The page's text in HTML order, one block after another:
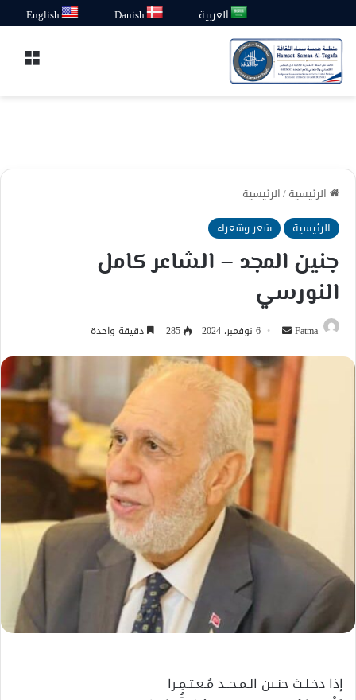
العربية Danish
English
الرئيسية/الرئيسية
الرئيسية
شعر وشعراء
جنين المجد – الشاعر كامل
النورسي
Fatma
أرسل
إلكترونيا
6 نوفمبر، 2024 285 دقيقة واحدة
إذا دخـلـتَ جنـين الـمـجــد مُـعـتـمِـرا